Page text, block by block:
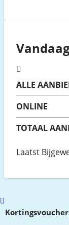
ALLE
ONLINE
TOTAAL
Laatst
Scroll
to